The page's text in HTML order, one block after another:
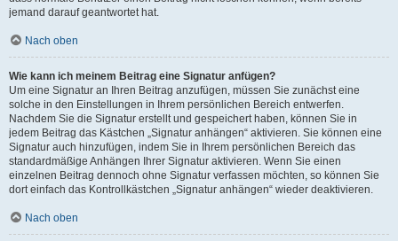
jemand darauf geantwortet hat.
Nach oben
Wie kann ich meinem Beitrag eine Signatur anfügen?
Um eine Signatur an Ihren Beitrag anzufügen, müssen Sie zunächst eine
solche in den Einstellungen in Ihrem persönlichen Bereich entwerfen.
Nachdem Sie die Signatur erstellt und gespeichert haben, können Sie in
jedem Beitrag das Kästchen „Signatur anhängen“ aktivieren. Sie können eine
Signatur auch hinzufügen, indem Sie in Ihrem persönlichen Bereich das
standardmäßige Anhängen Ihrer Signatur aktivieren. Wenn Sie einen
einzelnen Beitrag dennoch ohne Signatur verfassen möchten, so können Sie
dort einfach das Kontrollkästchen „Signatur anhängen“ wieder deaktivieren.
Nach oben